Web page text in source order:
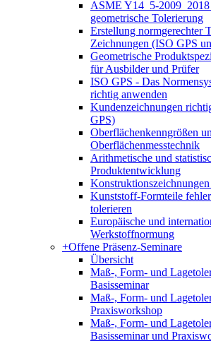
ASME Y14_5-
geometrische Tolerierung
Erstellung normgerechter
Zeichnungen (ISO GPS
Geometrische
für Ausbilder und Prüfer
ISO GPS - Das
richtig anwenden
Kundenzeichnungen
GPS)
Oberflächenkenngrößen
Oberflächenmesstechnik
Arithmetische und
Produktentwicklung
Kunststoff-Formteile
tolerieren
Europäische und
Werkstoffnormung
+Offene Präsenz-Seminare
Übersicht
Maß-, Form- und
Basisseminar
Maß-, Form- und
Praxisworkshop
Maß-, Form- und
Basisseminar und